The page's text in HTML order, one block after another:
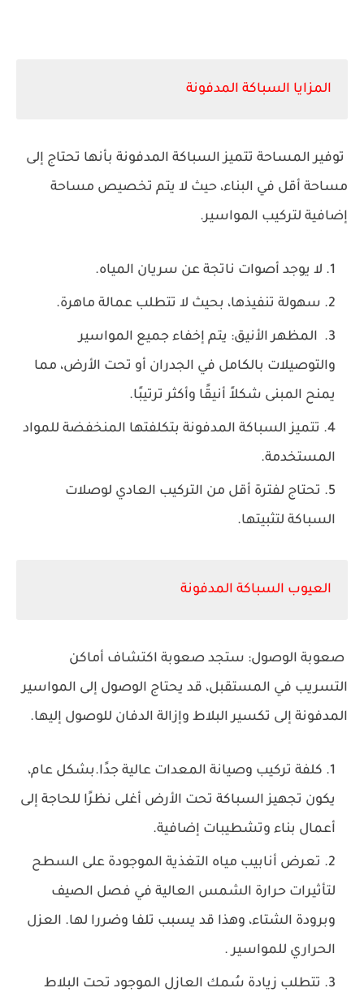
المزايا السباكة المدفونة
توفير المساحة تتميز السباكة المدفونة بأنها تحتاج إلى
مساحة أقل في البناء، حيث لا يتم تخصيص مساحة
إضافية لتركيب المواسير.
لا يوجد أصوات ناتجة عن سريان المياه.
سهولة تنفيذها، بحيث لا تتطلب عمالة ماهرة.
المظهر الأنيق: يتم إخفاء جميع المواسير
والتوصيلات بالكامل في الجدران أو تحت الأرض، مما
يمنح المبنى شكلاً أنيقًا وأكثر ترتيبًا.
تتميز السباكة المدفونة بتكلفتها المنخفضة للمواد
المستخدمة.
تحتاج لفترة أقل من التركيب العادي لوصلات
السباكة لتثبيتها.
العيوب السباكة المدفونة
صعوبة الوصول: ستجد صعوبة اكتشاف أماكن
التسريب في المستقبل، قد يحتاج الوصول إلى المواسير
المدفونة إلى تكسير البلاط وإزالة الدفان للوصول إليها.
كلفة تركيب وصيانة المعدات عالية جدًا.بشكل عام،
يكون تجهيز السباكة تحت الأرض أغلى نظرًا للحاجة إلى
أعمال بناء وتشطيبات إضافية.
تعرض أنابيب مياه التغذية الموجودة على السطح
لتأثيرات حرارة الشمس العالية في فصل الصيف
وبرودة الشتاء، وهذا قد يسبب تلفا وضررا لها. العزل
الحراري للمواسير .
تتطلب زيادة سُمك العازل الموجود تحت البلاط